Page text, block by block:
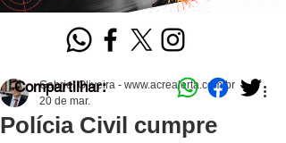
Polícia Civil cumpre
Gabriel Oliveira - www.acrealerta.com.br
20 de mar.
Compartilhar: